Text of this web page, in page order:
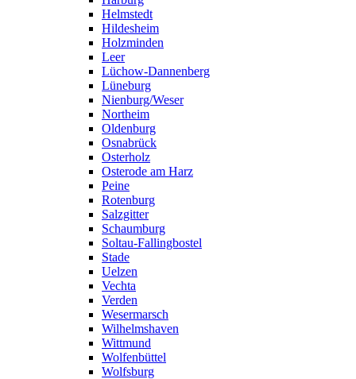
Helmstedt
Hildesheim
Holzminden
Leer
Lüchow-Dannenberg
Lüneburg
Nienburg/Weser
Northeim
Oldenburg
Osnabrück
Osterholz
Osterode am Harz
Peine
Rotenburg
Salzgitter
Schaumburg
Soltau-Fallingbostel
Stade
Uelzen
Vechta
Verden
Wesermarsch
Wilhelmshaven
Wittmund
Wolfenbüttel
Wolfsburg